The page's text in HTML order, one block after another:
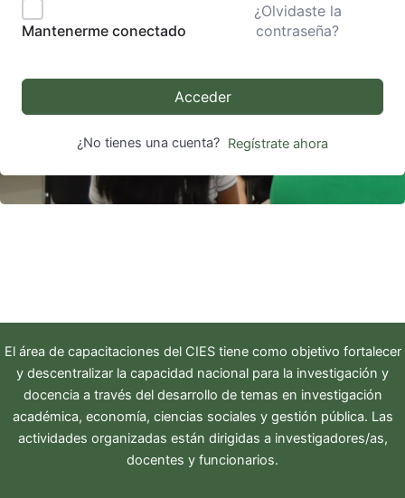
Mantenerme conectado
¿Olvidaste la
contraseña?
Acceder
¿No tienes una cuenta? Regístrate ahora
El área de capacitaciones del CIEStiene como objetivo fortalecer
y descentralizar la capacidad nacional para la investigación y
docencia a través del desarrollo de temas en investigación
académica, economía, ciencias sociales y gestión pública. Las
actividades organizadas están dirigidas a investigadores/as,
docentes y funcionarios.